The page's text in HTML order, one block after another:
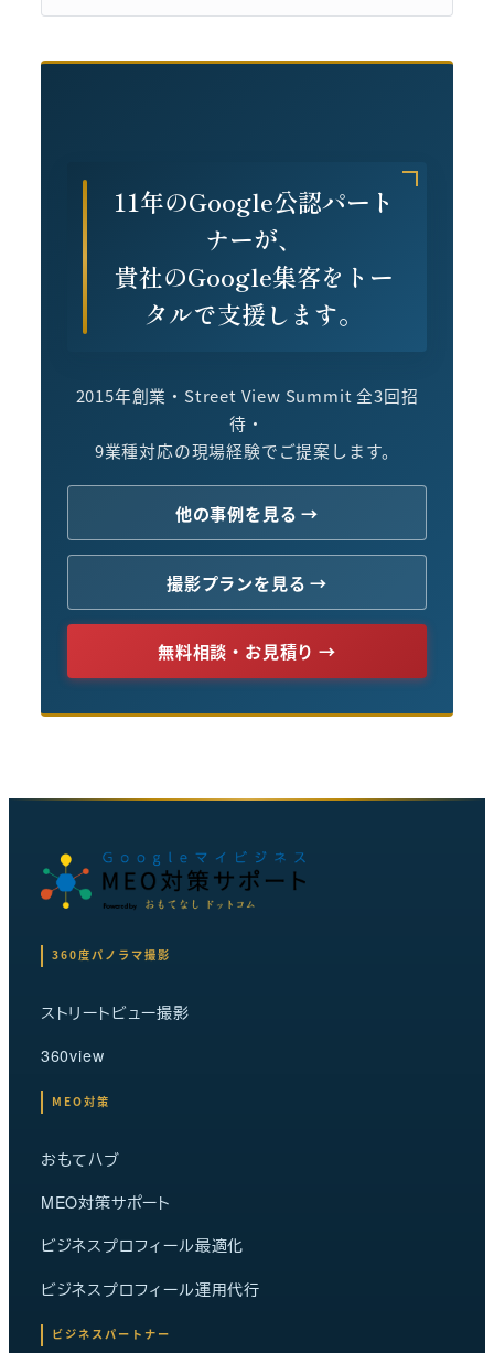
11年のGoogle公認パート
ナーが、
貴社のGoogle集客をトー
タルで支援します。
2015年創業・Street View Summit 全3回招
待・
9業種対応の現場経験でご提案します。
他の事例を見る →
撮影プランを見る →
無料相談・お見積り →
360度パノラマ撮影
ストリートビュー撮影
360view
MEO対策
おもてハブ
MEO対策サポート
ビジネスプロフィール最適化
ビジネスプロフィール運用代行
ビジネスパートナー